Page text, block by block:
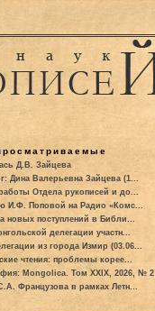
Д.В. Зайцева
Дина Валерьевна Зайцева (1...
Отдела рукописей и до...
И.Ф. Поповой на Радио «Комс...
новых поступлений в Библи...
делегации участн...
из города Измир (03.06...
чтения: проблемы корее...
Mongolica. Том XXIX, 2026, № 2
Французова в рамках Летн...